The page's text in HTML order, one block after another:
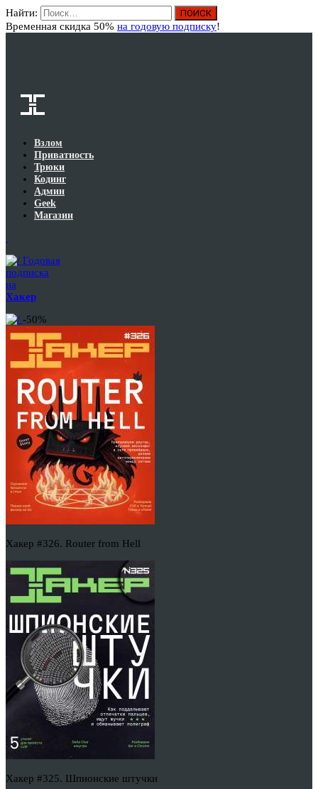
Найти:
Временная скидка 50% на годовую подписку!
Взлом
Приватность
Трюки
Кодинг
Админ
Geek
Магазин
Годовая
подписка
на
Хакер
-50%
Хакер #326. Router from Hell
Хакер #325. Шпионские штучки